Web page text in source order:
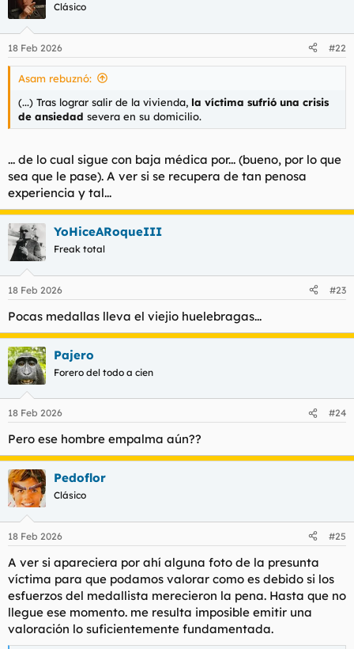
Clásico
18 Feb 2026 #22
Asam rebuznó:
(...) Tras lograr salir de la vivienda, la víctima sufrió una crisis
de ansiedad severa en su domicilio.
... de lo cual sigue con baja médica por... (bueno, por lo que
sea que le pase). A ver si se recupera de tan penosa
experiencia y tal...
YoHiceARoqueIII
Freak total
18 Feb 2026 #23
Pocas medallas lleva el viejio huelebragas...
Pajero
Forero del todo a cien
18 Feb 2026 #24
Pero ese hombre empalma aún??
Pedoflor
Clásico
18 Feb 2026 #25
A ver si apareciera por ahí alguna foto de la presunta
víctima para que podamos valorar como es debido si los
esfuerzos del medallista merecieron la pena. Hasta que no
llegue ese momento. me resulta imposible emitir una
valoración lo suficientemente fundamentada.